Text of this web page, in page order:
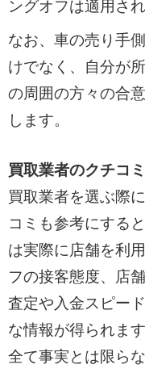
ングオフは適用さ
なお、車の売り手
けでなく、自分が
の周囲の方々の合
します。
買取業者のクチコ
買取業者を選ぶ際
コミも参考にする
は実際に店舗を利
フの接客態度、店
査定や入金スピー
な情報が得られま
全て事実とは限ら